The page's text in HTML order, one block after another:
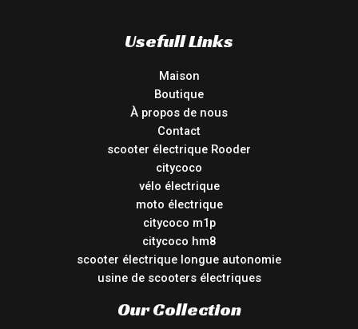
Usefull Links
Maison
Boutique
À propos de nous
Contact
scooter électrique Rooder
citycoco
vélo électrique
moto électrique
citycoco m1p
citycoco hm8
scooter électrique longue autonomie
usine de scooters électriques
Our Collection